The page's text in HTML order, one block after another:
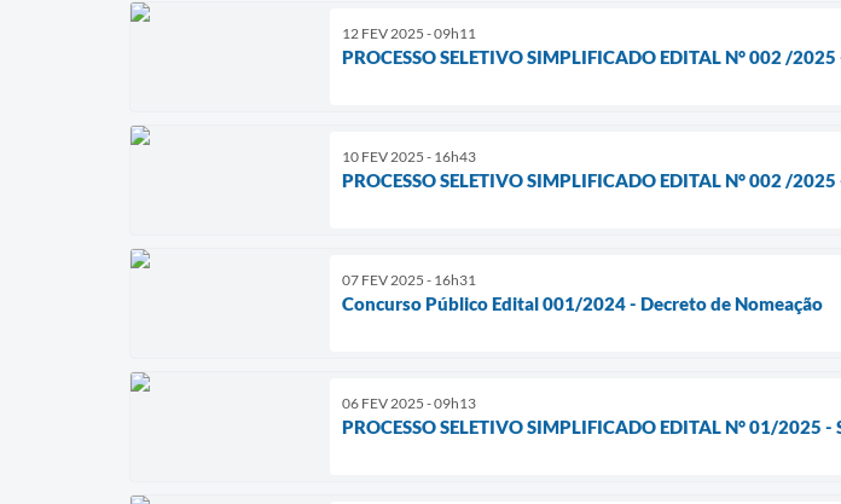
12 FEV 2025 - 09h11
PROCESSO SELETIVO SIMPLIFICADO EDITAL N° 002 /
10 FEV 2025 - 16h43
PROCESSO SELETIVO SIMPLIFICADO EDITAL N° 002 /
07 FEV 2025 - 16h31
Concurso Público Edital 001/2024 - Decreto de Nomeação
06 FEV 2025 - 09h13
PROCESSO SELETIVO SIMPLIFICADO EDITAL N° 01/2025